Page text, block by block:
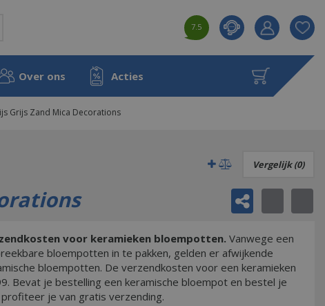
Grijs Zand Mica Decorations
7.5
Product
aan
Over ons Acties
Vergelijk (0)
voor keramieken bloempotten. Vanwege een
bloempotten in te pakken, gelden er afwijkende
bloempotten. De verzendkosten voor een keramieken
Bevat je bestelling een keramische bloempot en bestel je
je van gratis verzending.